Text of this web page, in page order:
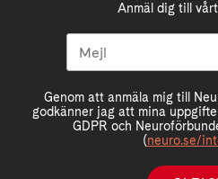
Anmäl dig till
Genom att anmäla mig till
godkänner jag att mina
GDPR och
(neuro.se/